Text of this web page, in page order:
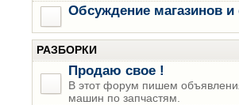
Обсуждение магазинов
РАЗБОРКИ
Продаю свое !
В этот форум пишем
машин по запчастям.